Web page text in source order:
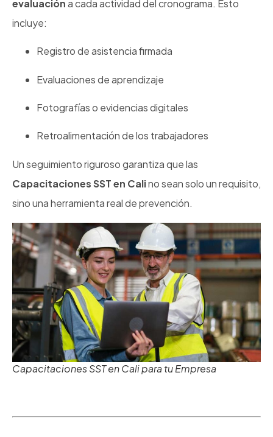
evaluacióna cada actividad del cronograma. Esto
incluye:
Registro de asistencia firmada
Evaluaciones de aprendizaje
Fotografías o evidencias digitales
Retroalimentación de los trabajadores
Un seguimiento riguroso garantiza que las
Capacitaciones SST en Calino sean solo un requisito,
sino una herramienta real de prevención.
Capacitaciones SST en Cali para tu Empresa